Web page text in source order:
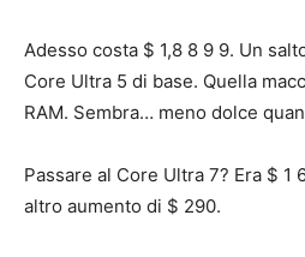
Adesso costa $ 1,8 8 9 9. Un
Core Ultra 5 di base. Quella
RAM. Sembra… meno dolce
Passare al Core Ultra 7? Era $ 1
altro aumento di $ 290.